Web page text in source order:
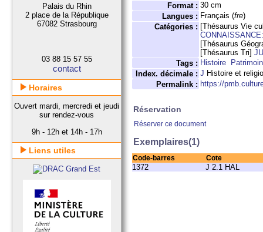
Format : 30 cm
Langues : Français (fre)
Catégories : [Thésaurus Vie
[Thésaurus
[Thésaurus Tri]
Tags : Histoire
Index. décimale : J Histoire et
Permalink : https://
Réservation
Réserver ce document
Exemplaires(1)
Code-barres Cote
1372 J 2.1 HAL
Palais du Rhin
2 place de la République
67082 Strasbourg
03 88 15 57 55
contact
Horaires
Ouvert mardi, mercredi et jeudi
sur rendez-vous
9h - 12h et 14h - 17h
Liens utiles